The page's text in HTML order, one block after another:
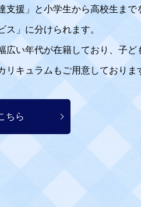
支援」と小学生から高校生まで
ス」に分けられます。
広い年代が在籍しており、子ど
リキュラムもご用意しておりま
ちら